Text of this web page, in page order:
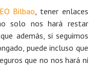
Bilbao, tener enlaces
solo nos hará restar
además, si seguimos
puede incluso que
que no nos hará ni